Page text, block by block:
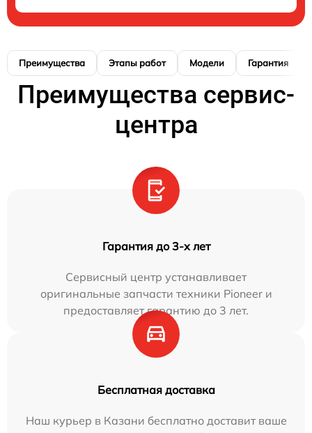
Преимущества Этапы работ Модели Гарантия
Преимущества сервис-
центра
Гарантия до 3-х лет
Сервисный центр устанавливает
оригинальные запчасти техники Pioneer и
предоставляет гарантию до 3 лет.
Бесплатная доставка
Наш курьер в Казани бесплатно доставит ваше